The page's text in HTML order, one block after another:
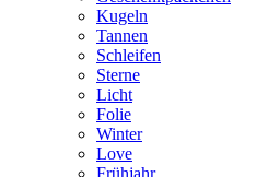
Kugeln
Tannen
Schleifen
Sterne
Licht
Folie
Winter
Love
Frühjahr